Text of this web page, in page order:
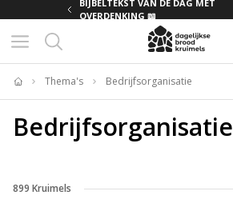
BIJBELTEKST VAN DE DAG MET
OVERDENKING 📖
Home
Thema's Bedrijfsorganisatie
Bedrijfsorganisatie
899 Kruimels